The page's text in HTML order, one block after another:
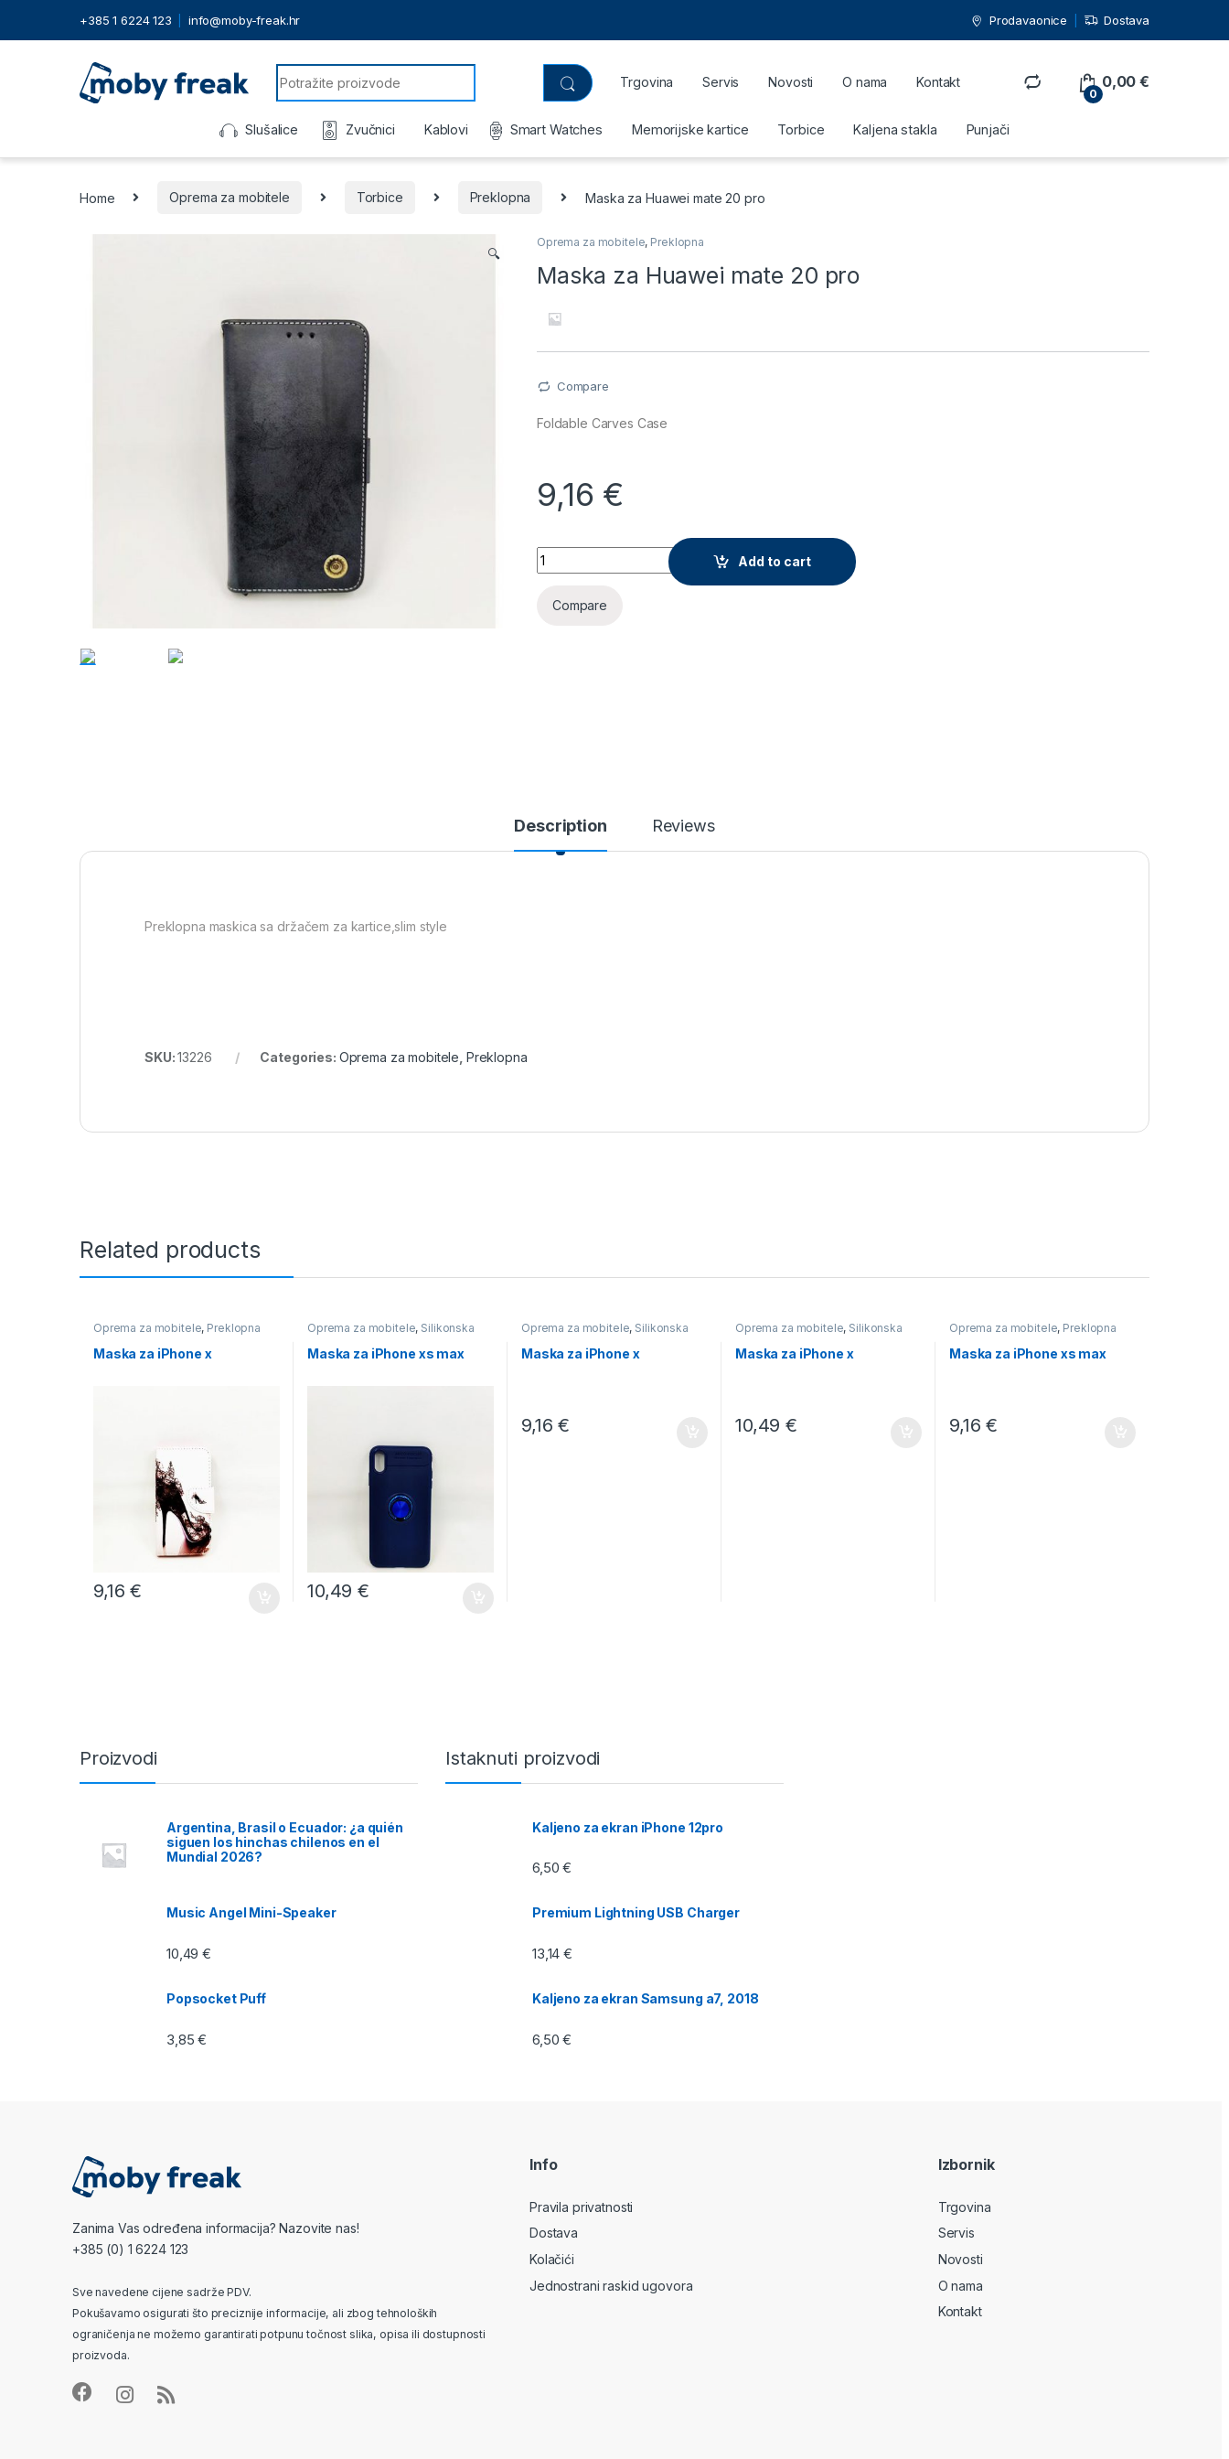
+385 1 6224 123 info@moby-freak.hr Prodavaonice Dostava
Search for:
Trgovina Servis Novosti O nama Kontakt
0
0,00€
Slušalice Zvučnici Kablovi Smart Watches Memorijske kartice Torbice Kaljena stakla Punjači
Home Oprema za mobitele Torbice Preklopna Maska za Huawei mate 20 pro
🔍
Oprema za mobitele, Preklopna
Maska za Huawei mate 20 pro
Compare
Foldable Carves Case
9,16 €
Maska za Huawei mate 20 pro quantity
Add to cart
Compare
Description Reviews
Preklopna maskica sa držačem za kartice,slim style
SKU:13226 Categories: Oprema za mobitele Preklopna
Related products
Oprema za mobitele, Preklopna
Maska za iPhone x
9,16€
Oprema za mobitele, Silikonska
Maska za iPhone xs max
10,49€
Oprema za mobitele, Silikonska
Maska za iPhone x
9,16€
Oprema za mobitele, Silikonska
Maska za iPhone x
10,49€
Oprema za mobitele, Preklopna
Maska za iPhone xs max
9,16€
Proizvodi
Argentina, Brasil o Ecuador: ¿a quién
siguen los hinchas chilenos en el
Mundial 2026?
Music Angel Mini-Speaker
10,49€
Popsocket Puff
3,85€
Istaknuti proizvodi
Kaljeno za ekran iPhone 12pro
6,50€
Premium Lightning USB Charger
13,14€
Kaljeno za ekran Samsung a7, 2018
6,50€
Zanima Vas određena informacija? Nazovite nas!
+385 (0) 1 6224 123
Sve navedene cijene sadrže PDV.
Pokušavamo osigurati što preciznije informacije, ali zbog tehnoloških
ograničenja ne možemo garantirati potpunu točnost slika, opisa ili dostupnosti
proizvoda.
Info
Pravila privatnosti
Dostava
Kolačići
Jednostrani raskid ugovora
Izbornik
Trgovina
Servis
Novosti
O nama
Kontakt